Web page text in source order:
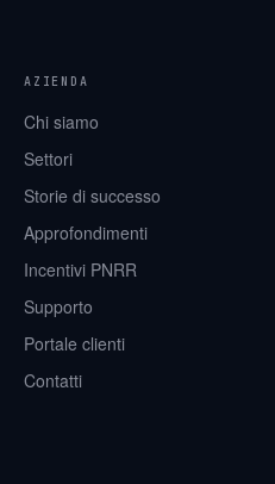
AZIENDA
Chi siamo
Settori
Storie di successo
Approfondimenti
Incentivi PNRR
Supporto
Portale clienti
Contatti